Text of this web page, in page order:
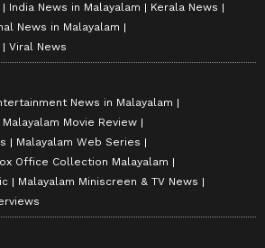
India News in Malayalam
Kerala News
News in Malayalam
Viral News
News in Malayalam
Malayalam Movie Review
Malayalam Web Series
Office Collection Malayalam
Malayalam Miniscreen & TV News